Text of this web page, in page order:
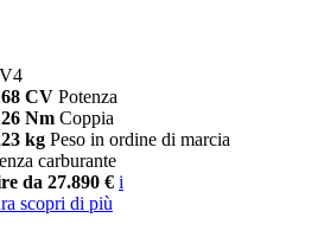
CV Potenza
Nm Coppia
kg Peso in ordine di marcia
carburante
da 27.890 € i
scopri di più